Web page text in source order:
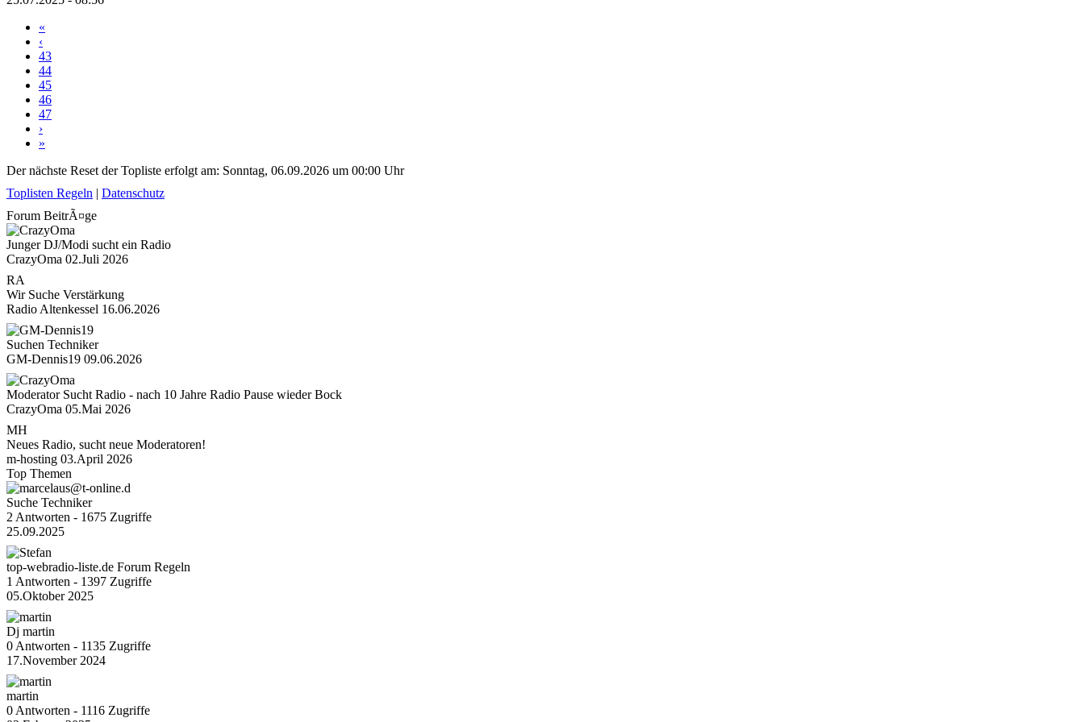
«
‹
43
44
45
46
47
›
»
Der nächste Reset der Topliste erfolgt am: Sonntag, 06.09.2026 um 00:00 Uhr
Toplisten Regeln | Datenschutz
Forum BeitrÃ¤ge
Junger DJ/Modi sucht ein Radio
CrazyOma 02.Juli 2026
RA
Wir Suche Verstärkung
Radio Altenkessel 16.06.2026
Suchen Techniker
GM-Dennis19 09.06.2026
Moderator Sucht Radio - nach 10 Jahre Radio Pause wieder Bock
CrazyOma 05.Mai 2026
MH
Neues Radio, sucht neue Moderatoren!
m-hosting 03.April 2026
Top Themen
Suche Techniker
2 Antworten - 1675 Zugriffe
25.09.2025
top-webradio-liste.de Forum Regeln
1 Antworten - 1397 Zugriffe
05.Oktober 2025
Dj martin
0 Antworten - 1135 Zugriffe
17.November 2024
martin
0 Antworten - 1116 Zugriffe